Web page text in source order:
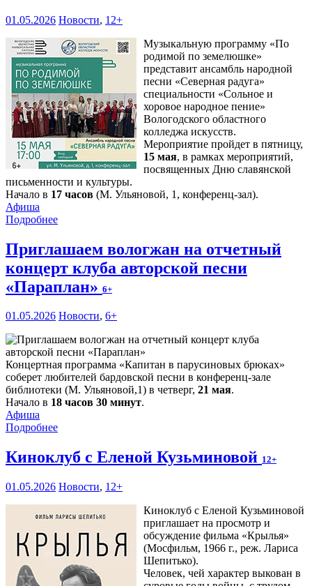
01.05.2026 Новости, 12+
Музыкальную программу «По
родимой по земелюшке»
представит ансамбль народной
песни «Северная радуга»
специальности «Сольное и
хоровое народное пение»
Вологодского областного
колледжа искусств.
Мероприятие пройдет в пятницу,
15 мая, в рамках мероприятий,
посвященных Дню славянской
письменности и культуры.
Начало в 17 часов (М. Ульяновой, 1, конференц-зал).
Афиша
Подробнее
Приглашаем вологжан на отчетный
концерт клуба авторской песни
«Параплан» 6+
01.05.2026 Новости, 6+
Концертная программа «Капитан в парусиновых брюках»
соберет любителей бардовской песни в конференц-зале
библиотеки (М. Ульяновой,1) в четверг, 21 мая.
Начало в 18 часов 30 минут.
Афиша
Подробнее
Киноклуб с Еленой Кузьминовой 12+
01.05.2026 Новости, 12+
Киноклуб с Еленой Кузьминовой
приглашает на просмотр и
обсуждение фильма «Крылья»
(Мосфильм, 1966 г., реж. Лариса
Шепитько).
Человек, чей характер выкован в